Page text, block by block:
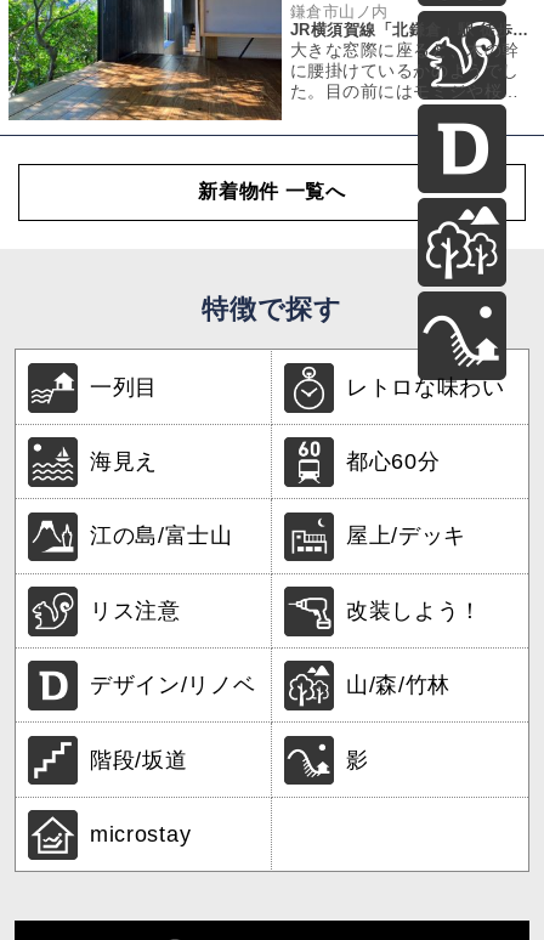
鎌倉市山ノ内
JR横須賀線「北鎌倉」駅 徒歩5分
大きな窓際に座ると、木の幹
に腰掛けているかのようでし
た。目の前にはモミジや桜の
枝が広がり、まるで自分が子
供になって、木の
新着物件 一覧へ
特徴で探す
一列目 レトロな味わい
海見え 都心60分
江の島/富士山 屋上/デッキ
リス注意 改装しよう！
デザイン/リノベ 山/森/竹林
階段/坂道 影
microstay